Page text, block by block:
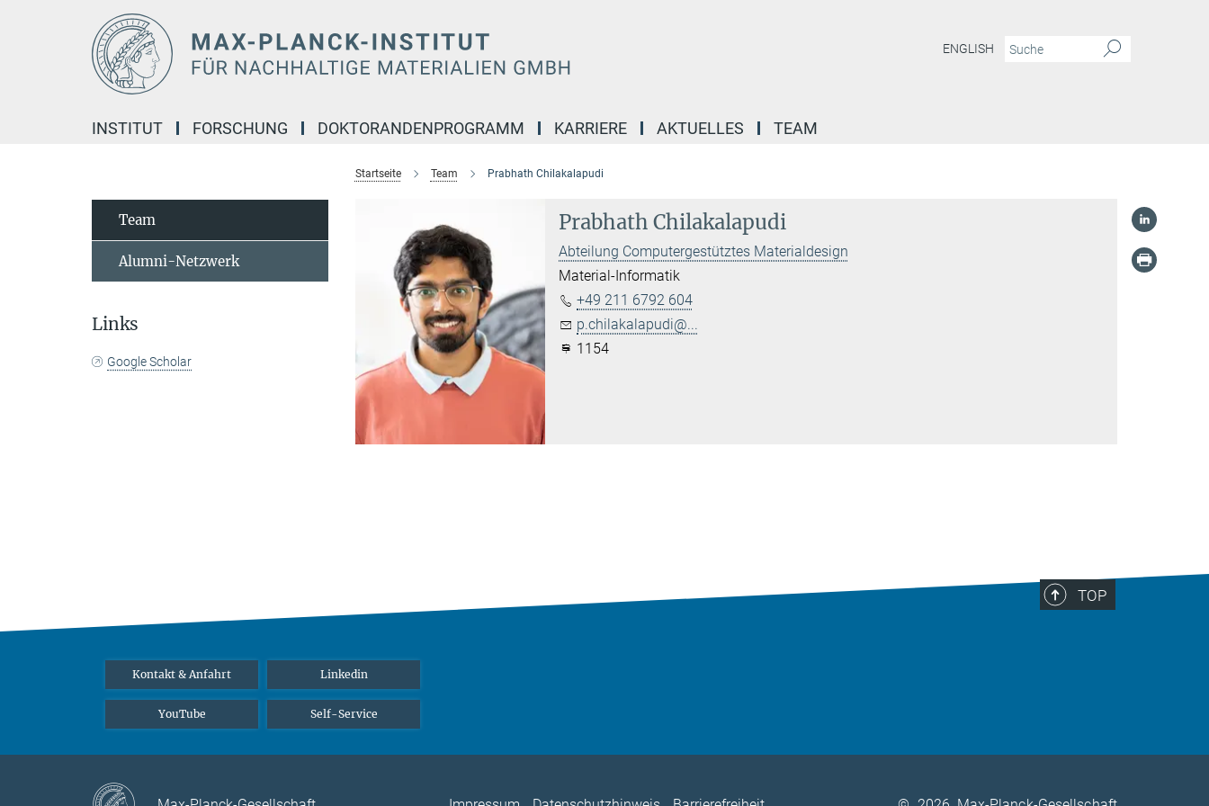
ENGLISH
INSTITUT FORSCHUNG DOKTORANDENPROGRAMM KARRIERE AKTUELLES TEAM
Startseite Team Prabhath Chilakalapudi
Prabhath Chilakalapudi
Abteilung Computergestütztes Materialdesign
Material-Informatik
+49 211 6792 604
p.chilakalapudi@...
1154
Team
Alumni-Netzwerk
Links
Google Scholar
TOP
Kontakt & Anfahrt Linkedin
YouTube Self-Service